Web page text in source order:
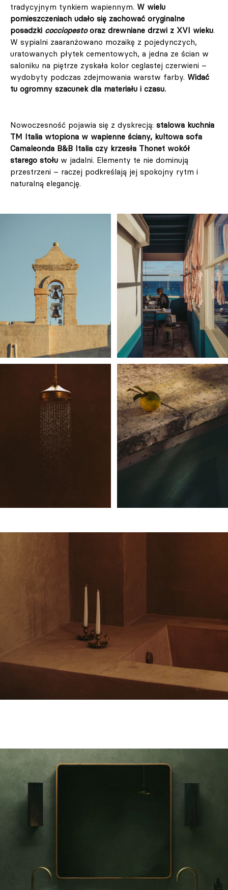
tradycyjnym tynkiem wapiennym. W wielu
pomieszczeniach udało się zachować oryginalne
posadzki cocciopestooraz drewniane drzwi z XVI wieku.
W sypialni zaaranżowano mozaikę z pojedynczych,
uratowanych płytek cementowych, a jedna ze ścian w
saloniku na piętrze zyskała kolor ceglastej czerwieni –
wydobyty podczas zdejmowania warstw farby. Widać
tu ogromny szacunek dla materiału i czasu.
Nowoczesność pojawia się z dyskrecją: stalowa kuchnia
TM Italia wtopiona w wapienne ściany, kultowa sofa
Camaleonda B&B Italia czy krzesła Thonet wokół
starego stołu w jadalni. Elementy te nie dominują
przestrzeni – raczej podkreślają jej spokojny rytm i
naturalną elegancję.